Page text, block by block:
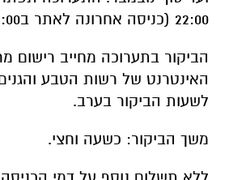
לשעות הביקור בערב.
משך הביקור: כשעה וחצי.
ללא תשלום נוסף על דמי הכניסה.